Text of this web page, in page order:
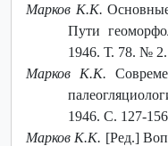
Марков К.К.
Пути
1946. Т. 78. №
Марков К.К.
1946. С. 127-
Марков К.К. [Ред.]